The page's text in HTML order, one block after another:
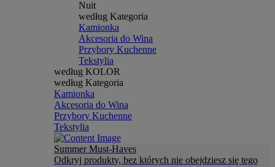
Nuit
według Kategoria
Kamionka
Akcesoria do Wina
Przybory Kuchenne
Tekstylia
według KOLOR
według Kategoria
Kamionka
Akcesoria do Wina
Przybory Kuchenne
Tekstylia
Summer Must-Haves
Odkryj produkty, bez których nie obejdziesz się tego